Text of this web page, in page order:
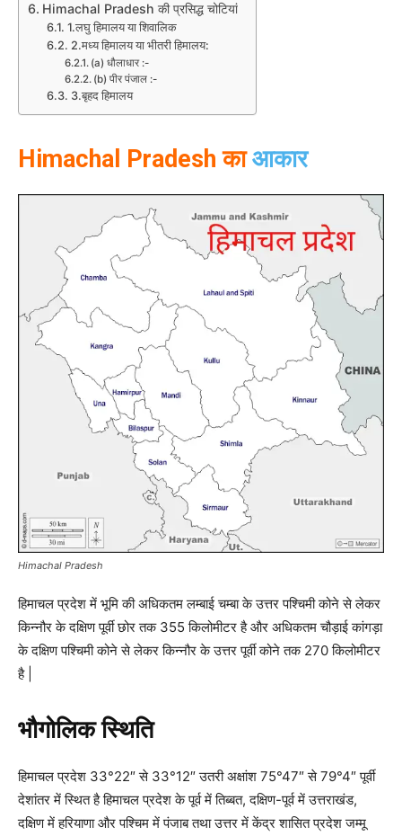
Himachal Pradesh की प्रसिद्ध चोटियां
1.लघु हिमालय या शिवालिक
2.मध्य हिमालय या भीतरी हिमालय:
(a) धौलाधार :-
(b) पीर पंजाल :-
3.बृहद हिमालय
Himachal Pradesh काआकार
Himachal Pradesh
हिमाचल प्रदेश में भूमि की अधिकतम लम्बाई चम्बा के उत्तर पश्चिमी कोने से लेकर
किन्नौर के दक्षिण पूर्वी छोर तक 355 किलोमीटर है और अधिकतम चौड़ाई कांगड़ा
के दक्षिण पश्चिमी कोने से लेकर किन्नौर के उत्तर पूर्वी कोने तक 270 किलोमीटर
है |
भौगोलिक स्थिति
हिमाचल प्रदेश 33°22″ से 33°12″ उतरी अक्षांश 75°47″ से 79°4″ पूर्वी
देशांतर में स्थित है हिमाचल प्रदेश के पूर्व में तिब्बत, दक्षिण-पूर्व में उत्तराखंड,
दक्षिण में हरियाणा और पश्चिम में पंजाब तथा उत्तर में केंद्र शासित प्रदेश जम्मू